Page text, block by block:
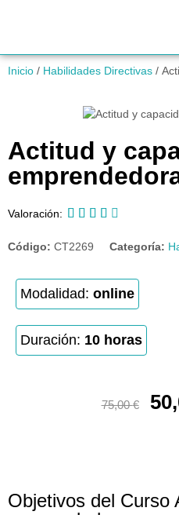
Inicio / Habilidades Directivas /
Actitud y
Valoración:     
Código: CT2269 Categoría:
Modalidad: online
Duración: 10 horas
75,00€
Objetivos del Curso